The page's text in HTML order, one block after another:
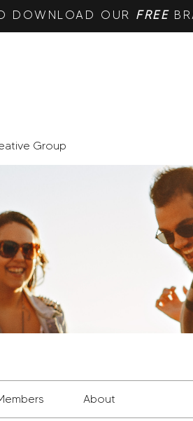
DOWNLOAD OUR FREE
Group
About